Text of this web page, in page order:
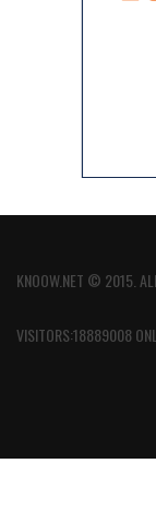
KNOOW.NET © 2015.
VISITORS:18889008